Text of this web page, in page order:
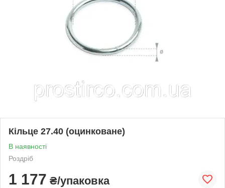
Кільце 27.40 (оцинковане)
В наявності
Роздріб
1 177 ₴/упаковка